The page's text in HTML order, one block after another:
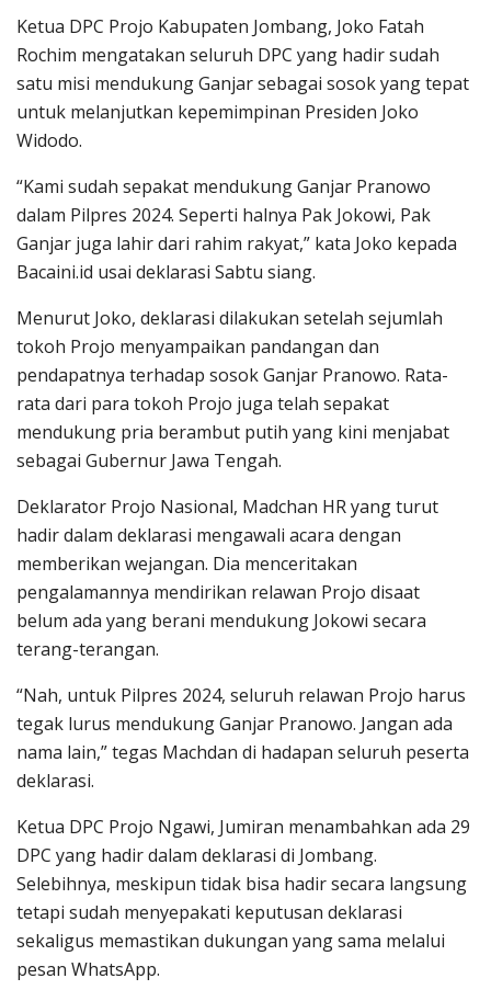
Ketua DPC Projo Kabupaten Jombang, Joko Fatah
Rochim mengatakan seluruh DPC yang hadir sudah
satu misi mendukung Ganjar sebagai sosok yang tepat
untuk melanjutkan kepemimpinan Presiden Joko
Widodo.
“Kami sudah sepakat mendukung Ganjar Pranowo
dalam Pilpres 2024. Seperti halnya Pak Jokowi, Pak
Ganjar juga lahir dari rahim rakyat,” kata Joko kepada
Bacaini.id usai deklarasi Sabtu siang.
Menurut Joko, deklarasi dilakukan setelah sejumlah
tokoh Projo menyampaikan pandangan dan
pendapatnya terhadap sosok Ganjar Pranowo. Rata-
rata dari para tokoh Projo juga telah sepakat
mendukung pria berambut putih yang kini menjabat
sebagai Gubernur Jawa Tengah.
Deklarator Projo Nasional, Madchan HR yang turut
hadir dalam deklarasi mengawali acara dengan
memberikan wejangan. Dia menceritakan
pengalamannya mendirikan relawan Projo disaat
belum ada yang berani mendukung Jokowi secara
terang-terangan.
“Nah, untuk Pilpres 2024, seluruh relawan Projo harus
tegak lurus mendukung Ganjar Pranowo. Jangan ada
nama lain,” tegas Machdan di hadapan seluruh peserta
deklarasi.
Ketua DPC Projo Ngawi, Jumiran menambahkan ada 29
DPC yang hadir dalam deklarasi di Jombang.
Selebihnya, meskipun tidak bisa hadir secara langsung
tetapi sudah menyepakati keputusan deklarasi
sekaligus memastikan dukungan yang sama melalui
pesan WhatsApp.